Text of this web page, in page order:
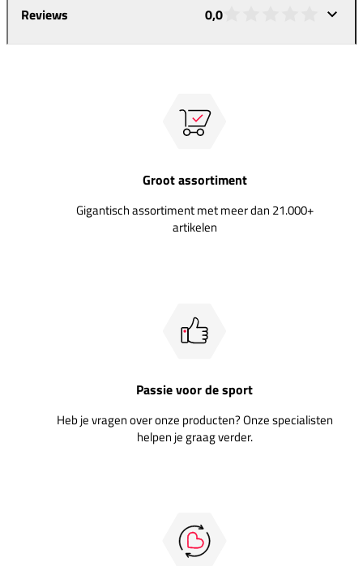
Reviews 0,0
Groot assortiment
Gigantisch assortiment met meer dan 21.000+
artikelen
Passie voor de sport
Heb je vragen over onze producten? Onze specialisten
helpen je graag verder.